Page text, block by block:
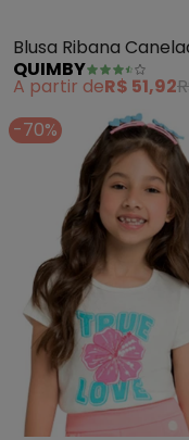
Blusa Ribana
Menina (Bege)
QUIMBY
A partir deR$ 51,92
-70%